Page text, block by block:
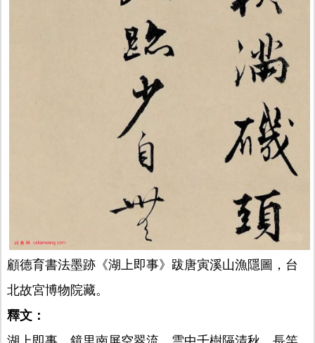
顧德育書法墨跡《湖上即事》跋唐寅溪山漁隱圖，台
北故宮博物院藏。
釋文：